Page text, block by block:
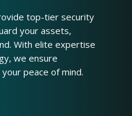
top-tier security
your assets,
With elite expertise
we ensure
peace of mind.